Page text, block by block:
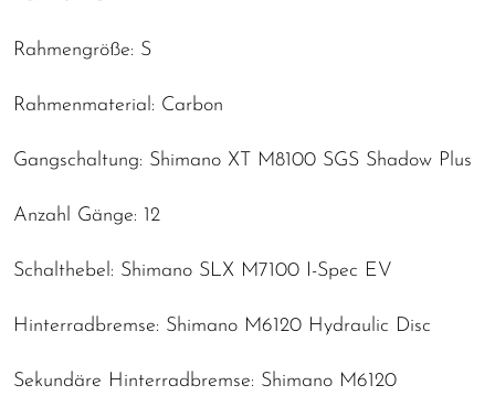
Rahmengröße: S
Rahmenmaterial: Carbon
Gangschaltung: Shimano XT M8100 SGS Shadow Plus
Anzahl Gänge: 12
Schalthebel: Shimano SLX M7100 I-Spec EV
Hinterradbremse: Shimano M6120 Hydraulic Disc
Sekundäre Hinterradbremse: Shimano M6120